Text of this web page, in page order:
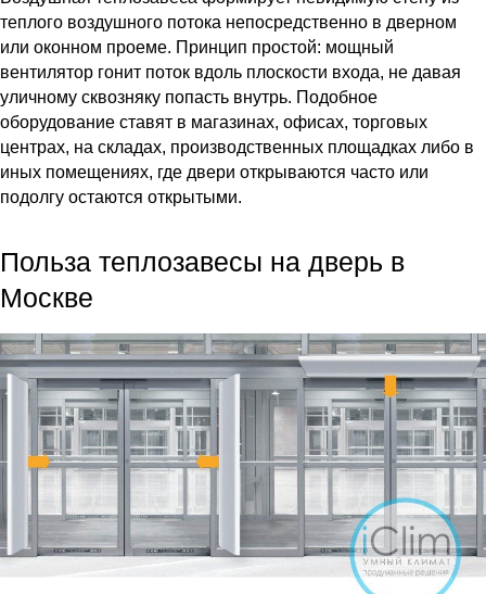
теплого воздушного потока непосредственно в дверном
или оконном проеме. Принцип простой: мощный
вентилятор гонит поток вдоль плоскости входа, не давая
уличному сквозняку попасть внутрь. Подобное
оборудование ставят в магазинах, офисах, торговых
центрах, на складах, производственных площадках либо в
иных помещениях, где двери открываются часто или
подолгу остаются открытыми.
Польза теплозавесы на дверь в
Москве